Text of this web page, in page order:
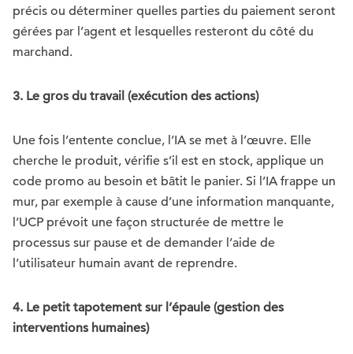
précis ou déterminer quelles parties du paiement seront
gérées par l’agent et lesquelles resteront du côté du
marchand.
3. Le gros du travail (exécution des actions)
Une fois l’entente conclue, l’IA se met à l’œuvre. Elle
cherche le produit, vérifie s’il est en stock, applique un
code promo au besoin et bâtit le panier. Si l’IA frappe un
mur, par exemple à cause d’une information manquante,
l’UCP prévoit une façon structurée de mettre le
processus sur pause et de demander l’aide de
l’utilisateur humain avant de reprendre.
4. Le petit tapotement sur l’épaule (gestion des
interventions humaines)